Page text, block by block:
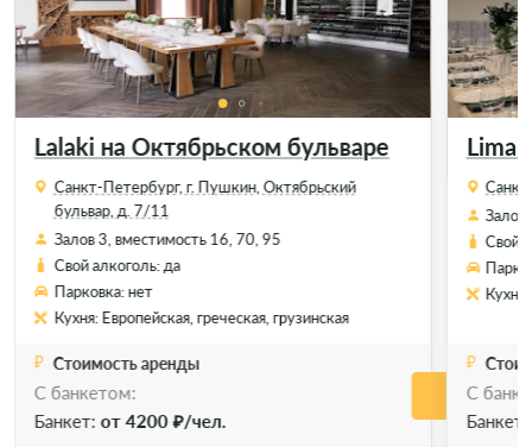
Позвонить
Lalaki на Октябрьском бульваре
Санкт-Петербург, г. Пушкин, Октябрьский
бульвар, д. 7/11
Залов 3, вместимость 16, 70, 95
Свой алкоголь: да
Парковка: нет
Кухня: Европейская, греческая, грузинская
Стоимость аренды
С банкетом:
Банкет:от 4200 ₽/чел.
Залов
Свой
С
Банкет: